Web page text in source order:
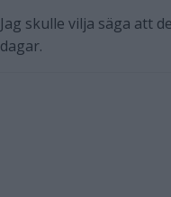
Jag skulle vilja säga att
dagar.